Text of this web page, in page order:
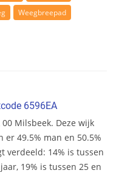
Weegbreepad
6596EA
Milsbeek. Deze wijk
49.5% man en 50.5%
verdeeld: 14% is tussen
19% is tussen 25 en